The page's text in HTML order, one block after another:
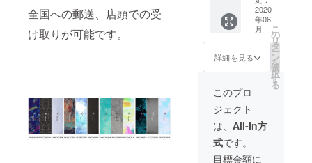
全国への郵送、店頭での受
け取りが可能です。
いま
す。予
めご了
承くだ
まして
は、新
型コロ
ナウイ
ルス関
静化
業再開
の目処
が立ち
次第の
発送と
ニュー
よりご
希望の
受け取
り方法
い。 店
頭での
受け取
り、又
は全国
への郵
送がお
パン5本
と営業
再開日
より1年
間全て
のパー
ティー
にご入
場頂け
る年間
パスを
リター
ンさせ
て頂き
2020
年06
月
詳細を見る
こ
の
リ
タ
ー
ン
を
選
択
す
る
このプロ
ジェクト
は、 All-In方
式です。
目標金額に